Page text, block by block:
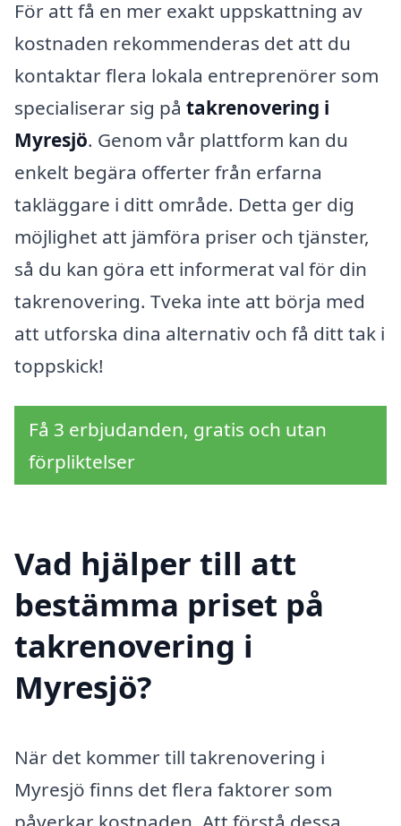
För att få en mer exakt uppskattning av
kostnaden rekommenderas det att du
kontaktar flera lokala entreprenörer som
specialiserar sig på takrenovering i
Myresjö. Genom vår plattform kan du
enkelt begära offerter från erfarna
takläggare i ditt område. Detta ger dig
möjlighet att jämföra priser och tjänster,
så du kan göra ett informerat val för din
takrenovering. Tveka inte att börja med
att utforska dina alternativ och få ditt tak i
toppskick!
Få 3 erbjudanden, gratis och utan
förpliktelser
Vad hjälper till att
bestämma priset på
takrenovering i
Myresjö?
När det kommer till takrenovering i
Myresjö finns det flera faktorer som